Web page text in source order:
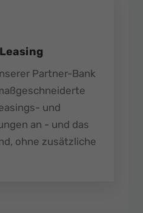
Partner-Bank
und
an - und das
ohne zusätzliche